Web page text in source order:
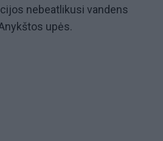
nebeatlikusi vandens
upės.